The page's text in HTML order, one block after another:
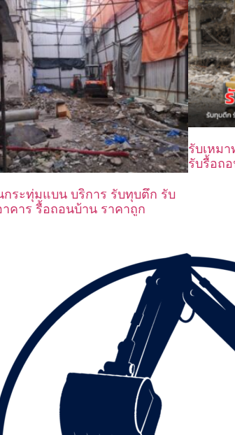
ระทุ่มแบน บริการ รับทุบตึก รับ
คาร รื้อถอนบ้าน ราคาถูก
รับเหม
รับรื้อถ